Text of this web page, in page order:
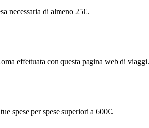
necessaria di almeno 25€.
effettuata con questa pagina web di viaggi.
spese per spese superiori a 600€.